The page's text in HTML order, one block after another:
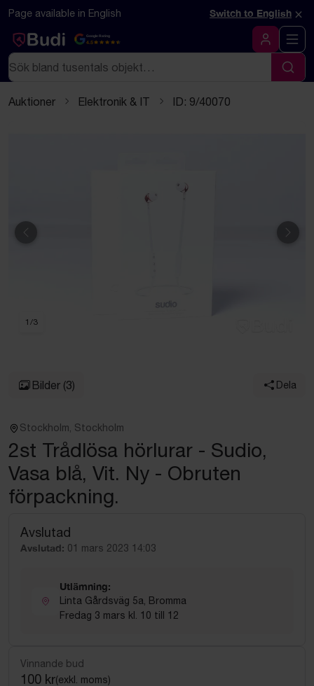
Hoppa till innehåll
Textbaserad (markdown) version av denna sida
Page available in English Switch to English ×
Google Rating
4.5
Logga in
Sök
Sök
Auktioner Elektronik & IT ID: 9/40070
Föregående
1 /3
Bilder (3) Dela
Stockholm, Stockholm
2st Trådlösa hörlurar - Sudio,
Vasa blå, Vit. Ny - Obruten
förpackning.
Avslutad
Avslutad: 01 mars 2023 14:03
Utlämning:
Linta Gårdsväg 5a, Bromma
Fredag 3 mars kl. 10 till 12
Vinnande bud
100 kr(exkl. moms)